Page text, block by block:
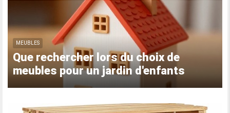
MEUBLES
Que rechercher lors du choix de
meubles pour un jardin d'enfants